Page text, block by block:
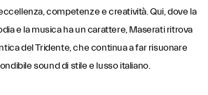
competenze e creatività. Qui, dove la
e la musica ha un carattere, Maserati ritrova
del Tridente, che continua a far risuonare
sound di stile e lusso italiano.